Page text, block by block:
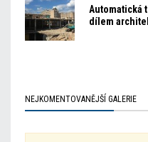
Automatická
dílem
NEJKOMENTOVANĚJŠÍ GALERIE